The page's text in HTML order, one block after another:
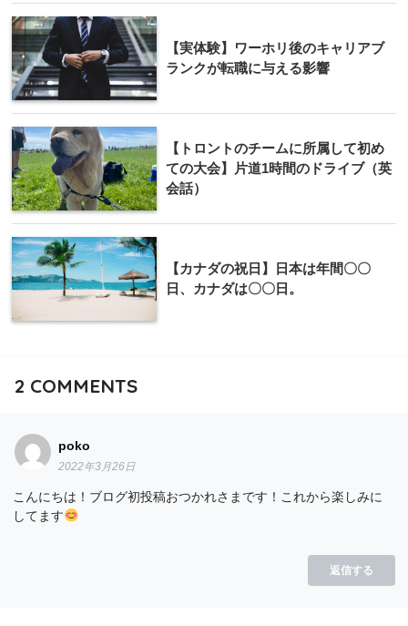
【実体験】ワーホリ後のキャリアブ
ランクが転職に与える影響
【トロントのチームに所属して初め
ての大会】片道1時間のドライブ（英
会話）
【カナダの祝日】日本は年間〇〇
日、カナダは〇〇日。
2 COMMENTS
poko
2022年3月26日
こんにちは！ブログ初投稿おつかれさまです！これから楽しみに
してます
返信する